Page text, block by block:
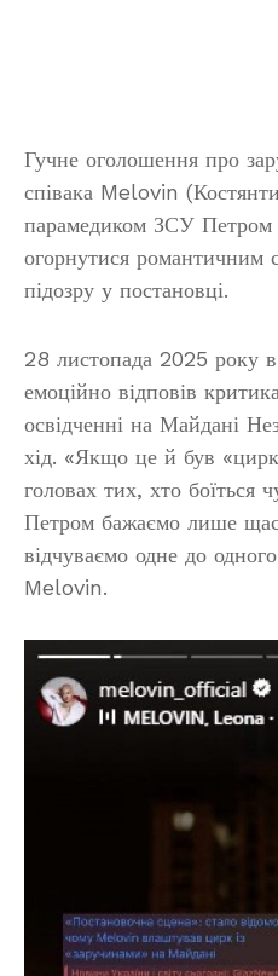
Гучне оголошення про
співака Melovin
парамедиком ЗСУ Петром
огорнутися романтичним
підозру у постановці.
28 листопада 2025 року
емоційно відповів
освідченні на Майдані
хід. «Якщо це й був
головах тих, хто боїться
Петром бажаємо лише
відчуваємо одне до
Melovin.